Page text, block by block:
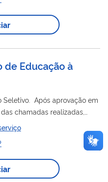
de Educação à
em
chamadas realizadas,
Suap:
convocado/
INSCRIÇÃO e E-MAIL DA
e depois clicar em ENVIAR.
pelo Suap Link de